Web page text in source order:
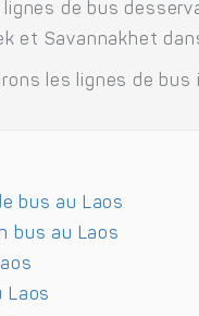
de bus
et Savannakhet
les lignes de
bus au Laos
bus au Laos
Laos